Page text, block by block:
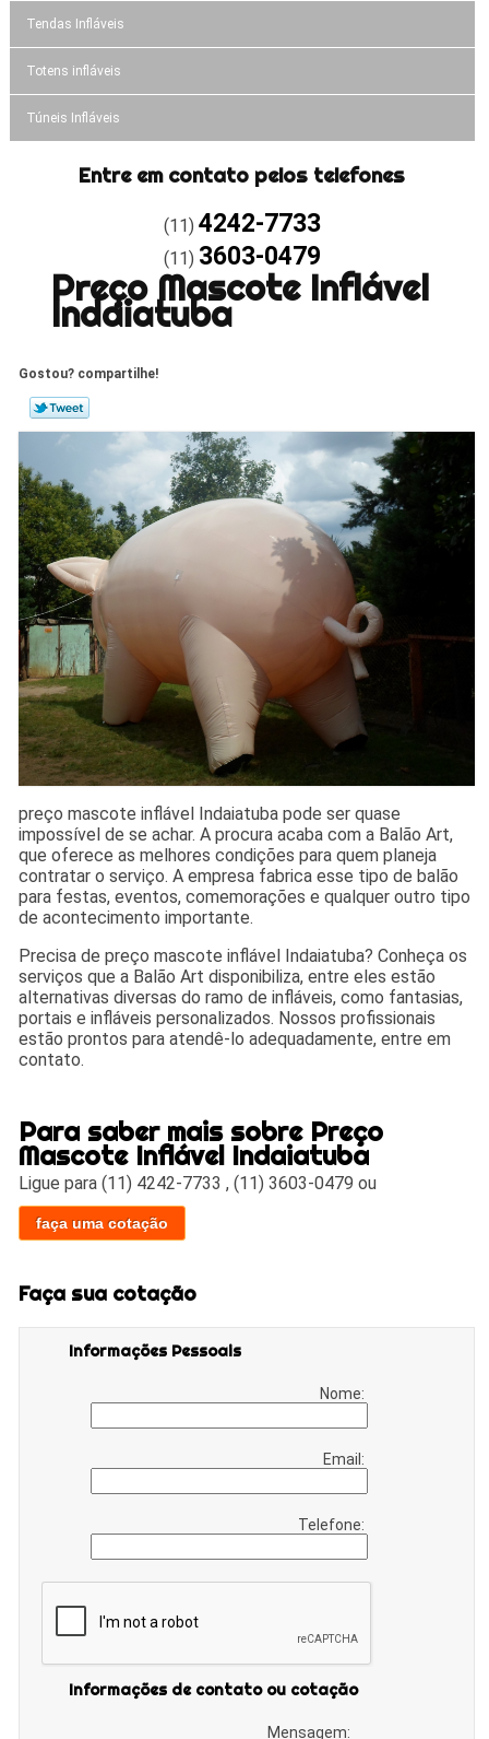
Tendas Infláveis
Totens infláveis
Túneis Infláveis
Entre em contato pelos telefones
(11) 4242-7733
(11) 3603-0479
Preço Mascote Inflável
Indaiatuba
Gostou? compartilhe!
preço mascote inflável Indaiatuba pode ser quase
impossível de se achar. A procura acaba com a Balão Art,
que oferece as melhores condições para quem planeja
contratar o serviço. A empresa fabrica esse tipo de balão
para festas, eventos, comemorações e qualquer outro tipo
de acontecimento importante.
Precisa de preço mascote inflável Indaiatuba? Conheça os
serviços que a Balão Art disponibiliza, entre eles estão
alternativas diversas do ramo de infláveis, como fantasias,
portais e infláveis personalizados. Nossos profissionais
estão prontos para atendê-lo adequadamente, entre em
contato.
Para saber mais sobre Preço
Mascote Inflável Indaiatuba
Ligue para(11) 4242-7733 ,(11) 3603-0479 ou
faça uma cotação
Faça sua cotação
Informações Pessoais
Nome:
Email:
Telefone:
Informações de contato ou cotação
Mensagem: